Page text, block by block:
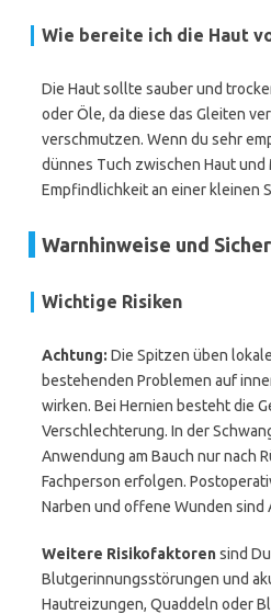
Wie bereite ich die Haut
Die Haut sollte sauber und
oder Öle, da diese das Gleiten
verschmutzen. Wenn du sehr
dünnes Tuch zwischen Haut
Empfindlichkeit an einer kleinen
Warnhinweise und
Wichtige Risiken
Achtung: Die Spitzen üben
bestehenden Problemen auf
wirken. Bei Hernien besteht die
Verschlechterung. In der
Anwendung am Bauch nur nach
Fachperson erfolgen.
Narben und offene Wunden sind
Weitere Risikofaktorensind
Blutgerinnungsstörungen und
Hautreizungen, Quaddeln oder